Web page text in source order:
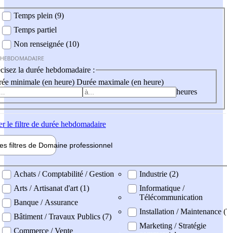
Temps plein (9)
Temps partiel
Non renseignée (10)
la durée hebdomadaire :
minimale (en heure) Durée maximale (en heure)
heures
le filtre de durée hebdomadaire
filtres de Domaine professionnel
professionel
Achats / Comptabilité / Gestion
Arts / Artisanat d'art (1)
Banque / Assurance
Bâtiment / Travaux Publics (7)
Commerce / Vente
Industrie (2)
Informatique /
Télécommunication
Installation / Maintenance
Marketing / Stratégie